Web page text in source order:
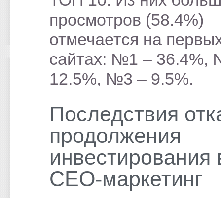
просмотров (58.4%)
отмечается на
сайтах: №1 – 36.4%,
12.5%, №3 – 9.5%.
Последствия
продолжения
инвестирования
СЕО-маркетинг